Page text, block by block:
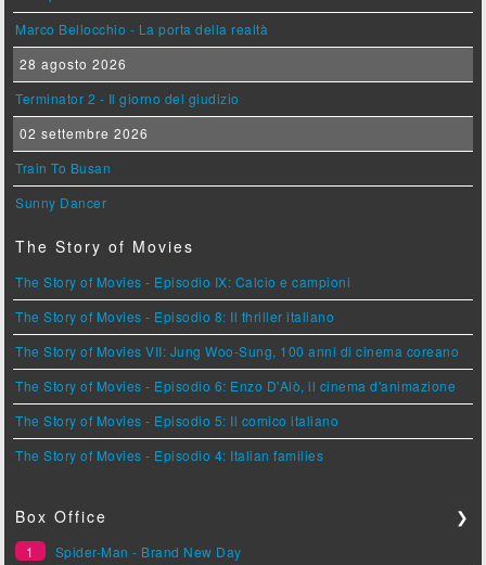
Marco Bellocchio - La porta della realtà
28 agosto 2026
Terminator 2 - Il giorno del giudizio
02 settembre 2026
Train To Busan
Sunny Dancer
The Story of Movies
The Story of Movies - Episodio IX: Calcio e campioni
The Story of Movies - Episodio 8: Il thriller italiano
The Story of Movies VII: Jung Woo-Sung, 100 anni di cinema coreano
The Story of Movies - Episodio 6: Enzo D'Alò, il cinema d'animazione
The Story of Movies - Episodio 5: Il comico italiano
The Story of Movies - Episodio 4: Italian families
Box Office ❯
1
Spider-Man - Brand New Day